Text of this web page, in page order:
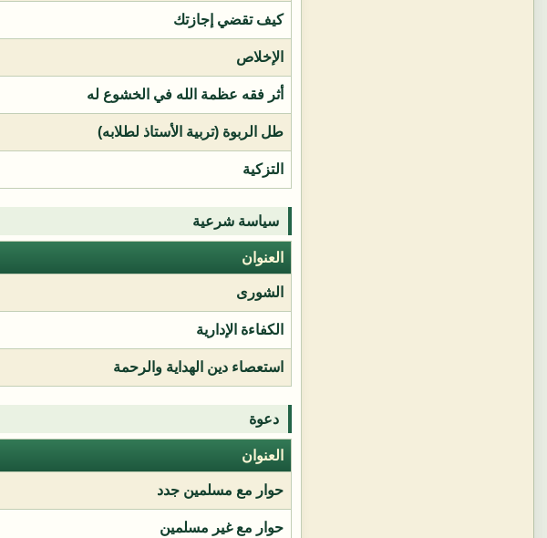
كيف تقضي إجازتك
الإخلاص
أثر فقه عظمة الله في الخشوع له
طل الربوة (تربية الأستاذ لطلابه)
التزكية
سياسة شرعية
العنوان
الشورى
الكفاءة الإدارية
استعصاء دين الهداية والرحمة
دعوة
العنوان
حوار مع مسلمين جدد
حوار مع غير مسلمين